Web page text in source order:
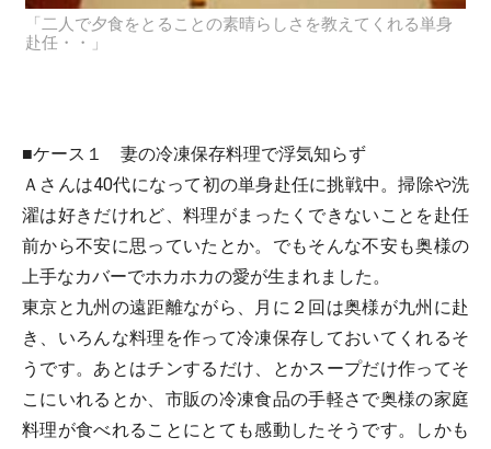
「二人で夕食をとることの素晴らしさを教えてくれる単身
赴任・・」
■ケース１ 妻の冷凍保存料理で浮気知らず
Ａさんは40代になって初の単身赴任に挑戦中。掃除や洗
濯は好きだけれど、料理がまったくできないことを赴任
前から不安に思っていたとか。でもそんな不安も奥様の
上手なカバーでホカホカの愛が生まれました。
東京と九州の遠距離ながら、月に２回は奥様が九州に赴
き、いろんな料理を作って冷凍保存しておいてくれるそ
うです。あとはチンするだけ、とかスープだけ作ってそ
こにいれるとか、市販の冷凍食品の手軽さで奥様の家庭
料理が食べれることにとても感動したそうです。しかも